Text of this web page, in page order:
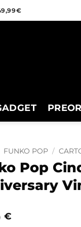
FUNKO POP /
Pop
€